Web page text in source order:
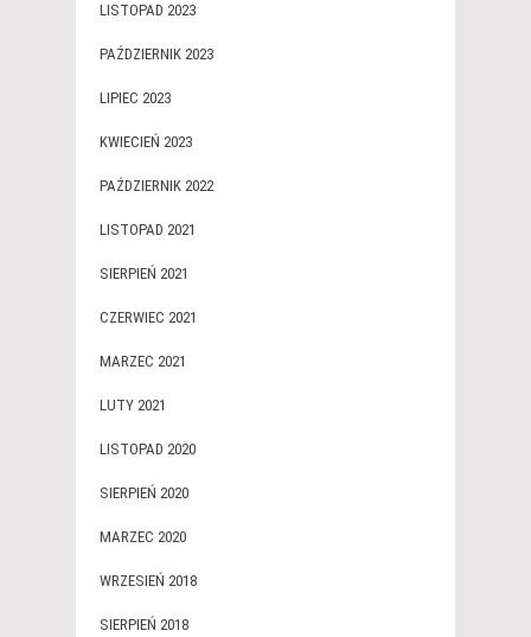
LISTOPAD 2023
PAŹDZIERNIK 2023
LIPIEC 2023
KWIECIEŃ 2023
PAŹDZIERNIK 2022
LISTOPAD 2021
SIERPIEŃ 2021
CZERWIEC 2021
MARZEC 2021
LUTY 2021
LISTOPAD 2020
SIERPIEŃ 2020
MARZEC 2020
WRZESIEŃ 2018
SIERPIEŃ 2018